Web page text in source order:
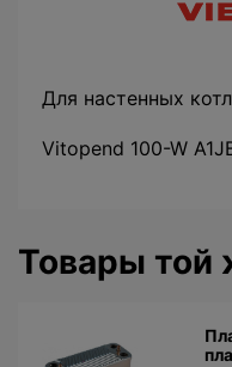
Для настенных
Vitopend 100-W
Товары той